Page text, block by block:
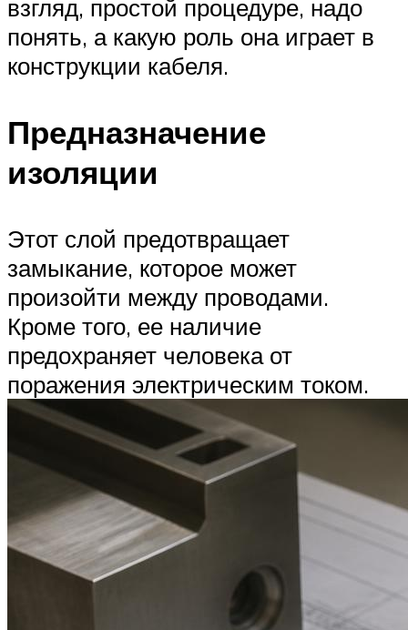
взгляд, простой процедуре, надо
понять, а какую роль она играет в
конструкции кабеля.
Предназначение
изоляции
Этот слой предотвращает
замыкание, которое может
произойти между проводами.
Кроме того, ее наличие
предохраняет человека от
поражения электрическим током.